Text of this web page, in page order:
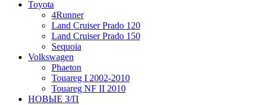
Toyota
4Runner
Land Cruiser Prado 120
Land Cruiser Prado 150
Sequoia
Volkswagen
Phaeton
Touareg I 2002-2010
Touareg NF II 2010
НОВЫЕ З/П